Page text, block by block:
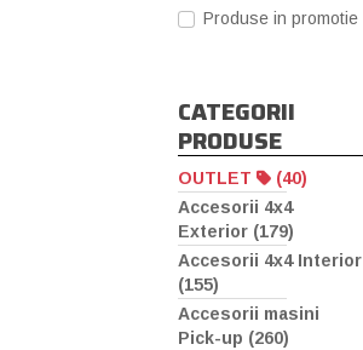
Produse in promotie
CATEGORII
PRODUSE
OUTLET
(40)
Accesorii 4x4
Exterior (179)
Accesorii 4x4 Interior
(155)
Accesorii masini
Pick-up (260)